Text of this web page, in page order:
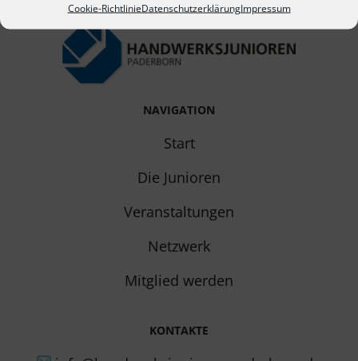
Cookie-RichtlinieDatenschutzerklärungImpressum
NAVIGATION
Start
Die Junioren
Veranstaltungen
Netzwerk
Mitglied werden
KONTAKTE